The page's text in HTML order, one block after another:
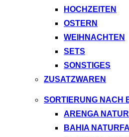
HOCHZEITEN
OSTERN
WEIHNACHTEN
SETS
SONSTIGES
ZUSATZWAREN
SORTIERUNG NACH
ARENGA
BAHIA